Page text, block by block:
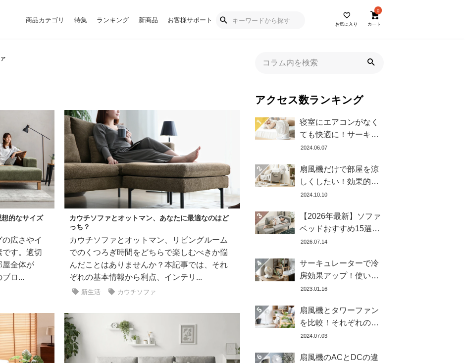
商品カテゴリ 特集 ランキング 新商品 お客様サポート
お気に入り
0
カート
的なサイズ
広さやイ
す。適切
屋全体が
ロ...
カウチソファとオットマン、あなたに最適なのはど
っち？
カウチソファとオットマン、リビングルーム
でのくつろぎ時間をどちらで楽しむべきか悩
んだことはありませんか？本記事では、それ
ぞれの基本情報から利点、インテリ...
新生活 カウチソファ
アクセス数ランキング
寝室にエアコンがなく
ても快適に！サーキュ
レーターの効果的な使
2024.06.07
扇風機だけで部屋を涼
しくしたい！効果的な
置き方とおすすめ商品
2024.10.10
【2026年最新】ソファ
ベッドおすすめ15選！
寝心地で失敗しない選
2026.07.14
サーキュレーターで冷
房効果アップ！使い
方・置き場所・風向き
2023.01.16
扇風機とタワーファン
を比較！それぞれの特
徴とメリット・デメリ
2024.07.03
扇風機のACとDCの違